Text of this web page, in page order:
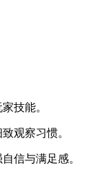
技能。
观察习惯。
信与满足感。